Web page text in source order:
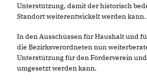
Unterstützung, damit der historisch
Standort weiterentwickelt werden kann.
In den Ausschüssen für Haushalt und
die Bezirksverordneten nun
Unterstützung für den Förderverein und
umgesetzt werden kann.